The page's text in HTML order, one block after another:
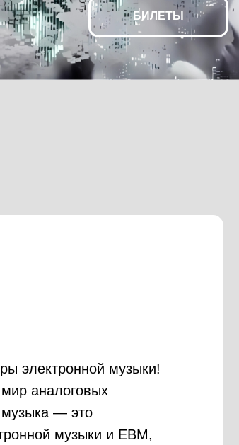
БИЛЕТЫ
электронной музыки!
аналоговых
музыка — это
музыки и EBM,